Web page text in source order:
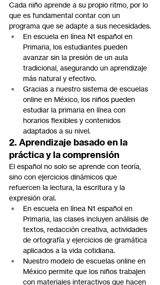
Cada niño aprende a su propio ritmo, por lo
que es fundamental contar con un
programa que se adapte a sus necesidades.
En escuela en línea N1 español en
Primaria, los estudiantes pueden
avanzar sin la presión de un aula
tradicional, asegurando un aprendizaje
más natural y efectivo.
Gracias a nuestro sistema de escuelas
online en México, los niños pueden
estudiar la primaria en línea con
horarios flexibles y contenidos
adaptados a su nivel.
2. Aprendizaje basado en la
práctica y la comprensión
El español no solo se aprende con teoría,
sino con ejercicios dinámicos que
refuercen la lectura, la escritura y la
expresión oral.
En escuela en línea N1 español en
Primaria, las clases incluyen análisis de
textos, redacción creativa, actividades
de ortografía y ejercicios de gramática
aplicados a la vida cotidiana.
Nuestro modelo de escuelas online en
México permite que los niños trabajen
con materiales interactivos que hacen